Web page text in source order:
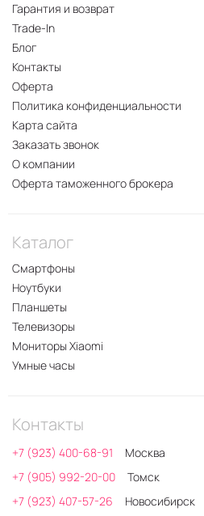
Гарантия и возврат
Trade-In
Блог
Контакты
Оферта
Политика конфиденциальности
Карта сайта
Заказать звонок
О компании
Оферта таможенного брокера
Каталог
Смартфоны
Ноутбуки
Планшеты
Телевизоры
Мониторы Xiaomi
Умные часы
Контакты
+7 (923) 400-68-91
Москва
+7 (905) 992-20-00
Томск
+7 (923) 407-57-26
Новосибирск